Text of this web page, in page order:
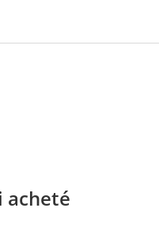
acheté